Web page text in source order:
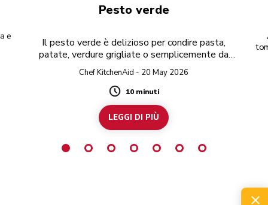
e
Pesto verde
Il pesto verde è delizioso per condire pasta,
patate, verdure grigliate o semplicemente da
spalmare sul pane tostato.
Chef KitchenAid - 20 May 2026
Duration
10 minuti
LEGGI DI PIÙ